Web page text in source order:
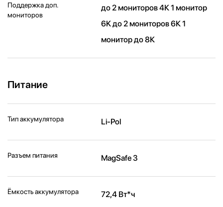
Поддержка доп.
мониторов
до 2 мониторов 4К 1 монитор
6K до 2 мониторов 6К 1
монитор до 8К
Питание
Тип аккумулятора Li-Pol
Разъем питания MagSafe 3
Ёмкость аккумулятора 72,4 Вт*ч